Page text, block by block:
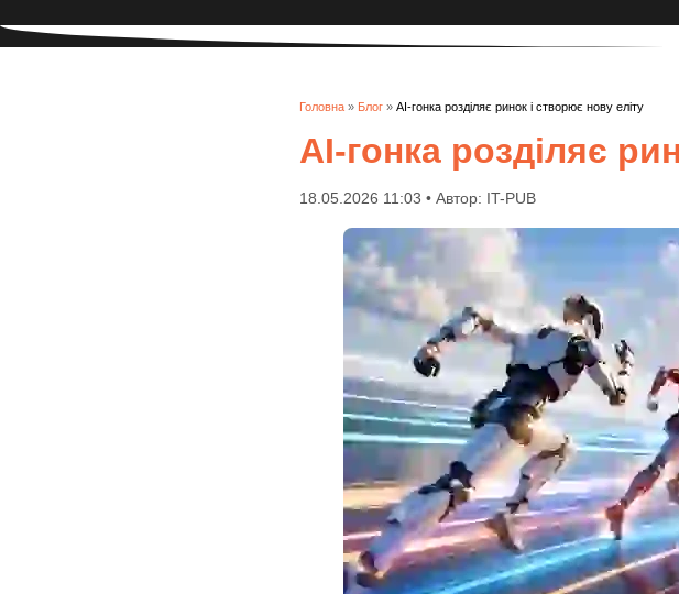
Головна » Блог » AI-гонка розділяє ринок і створює нову еліту
AI-гонка розділяє
18.05.2026 11:03 • Автор: IT-PUB